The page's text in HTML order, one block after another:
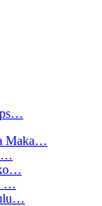
Maka…
…